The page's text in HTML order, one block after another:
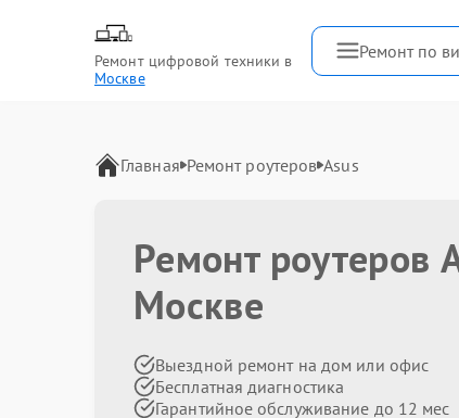
Ремонт цифровой техники в
Москве
Ремонт по
Главная Ремонт роутеров Asus
Ремонт роутеров
Москве
Выездной ремонт на дом или офис
Бесплатная диагностика
Гарантийное обслуживание до 12 мес